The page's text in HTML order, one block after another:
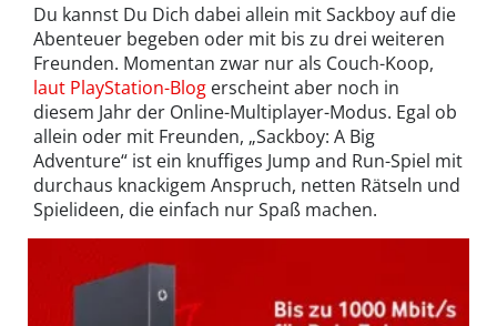
Du kannst Du Dich dabei allein mit Sackboy auf die
Abenteuer begeben oder mit bis zu drei weiteren
Freunden. Momentan zwar nur als Couch-Koop,
laut PlayStation-Blog erscheint aber noch in
diesem Jahr der Online-Multiplayer-Modus. Egal ob
allein oder mit Freunden, „Sackboy: A Big
Adventure“ ist ein knuffiges Jump and Run-Spiel mit
durchaus knackigem Anspruch, netten Rätseln und
Spielideen, die einfach nur Spaß machen.